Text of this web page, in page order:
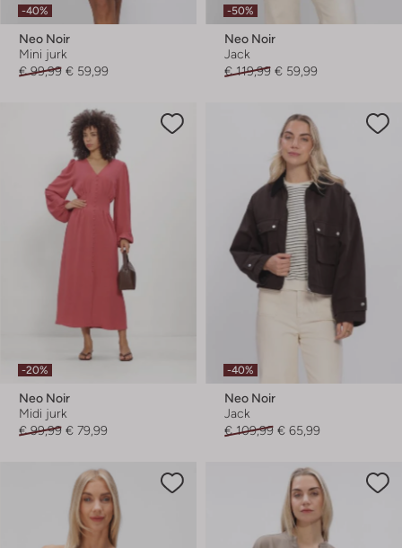
-40%
Neo Noir
Mini jurk
€ 99,99 € 59,99
-50%
Neo Noir
Jack
€ 119,99 € 59,99
-20%
Neo Noir
Midi jurk
€ 99,99 € 79,99
-40%
Neo Noir
Jack
€ 109,99 € 65,99